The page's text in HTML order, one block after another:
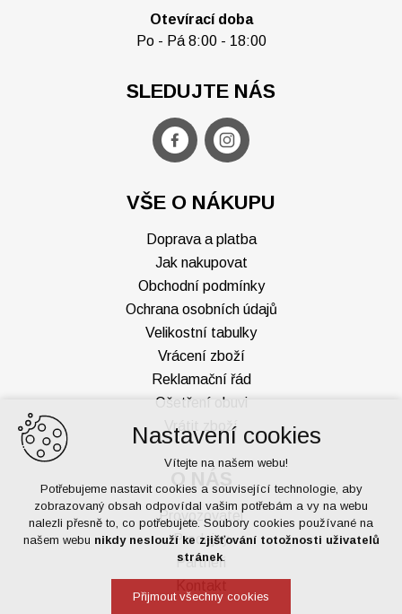
Otevírací doba
Po - Pá 8:00 - 18:00
Provozovatel
Prodejny
Partneři
VŠE O NÁKUPU
Doprava a platba
Jak nakupovat
Obchodní podmínky
Ochrana osobních údajů
Velikostní tabulky
Vrácení zboží
Reklamační řád
Ošetření obuvi
Vrátit zboží
SLEDUJTE NÁS
Nastavení cookies
Vítejte na našem webu!
Potřebujeme nastavit cookies a související technologie, aby
zobrazovaný obsah odpovídal vašim potřebám a vy na webu
nalezli přesně to, co potřebujete. Soubory cookies používané na
našem webu nikdy neslouží ke zjišťování totožnosti uživatelů
stránek.
Přijmout všechny cookies